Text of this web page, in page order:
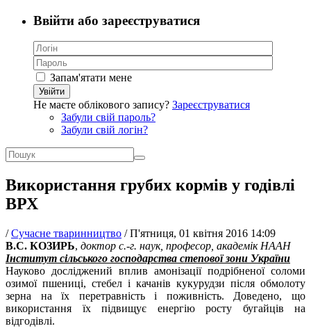
Ввійти або зареєструватися
Запам'ятати мене
Увійти
Не маєте облікового запису? Зареєструватися
Забули свій пароль?
Забули свій логін?
Використання грубих кормів у годівлі
ВРХ
/ Сучасне тваринництво /П'ятниця, 01 квітня 2016 14:09
В.С. КОЗИРЬ, доктор с.-г. наук, професор, академік НААН
Інститут сільського господарства степової зони України
Науково досліджений вплив амонізації подрібненої соломи
озимої пшениці, стебел і качанів кукурудзи після обмолоту
зерна на їх перетравність і поживність. Доведено, що
використання їх підвищує енергію росту бугайців на
відгодівлі.